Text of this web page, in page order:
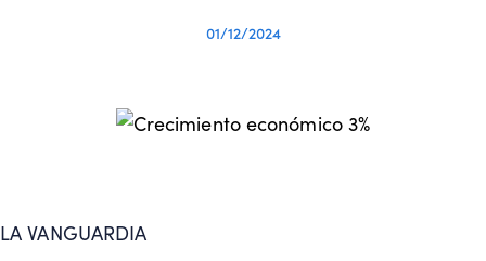
01/12/2024
LA VANGUARDIA